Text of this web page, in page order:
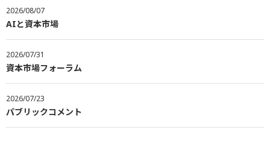
2026/08/07
AIと資本市場
2026/07/31
資本市場フォーラム
2026/07/23
パブリックコメント